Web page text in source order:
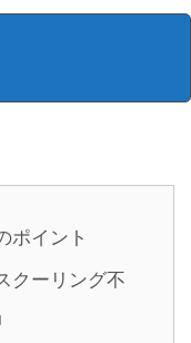
ポイント
クーリング不